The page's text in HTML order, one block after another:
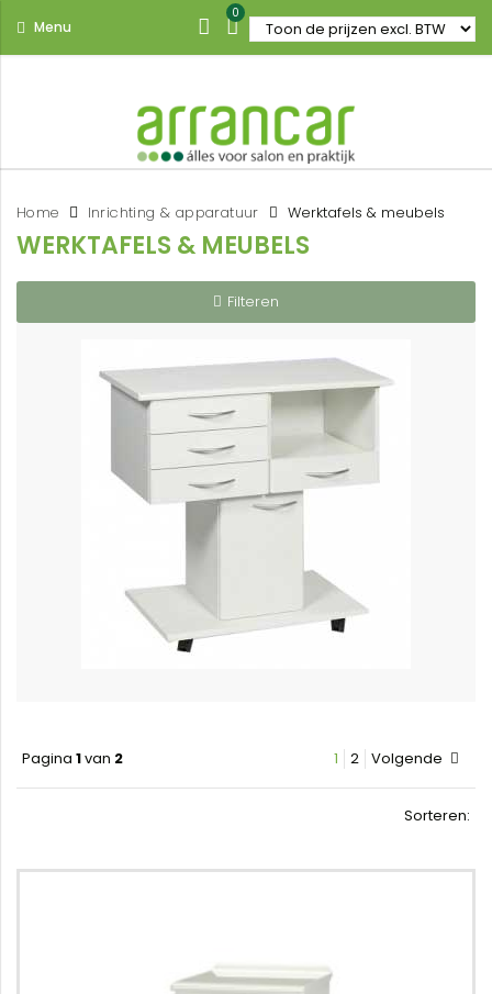
Menu
0
Home Inrichting & apparatuur Werktafels & meubels
WERKTAFELS & MEUBELS
Filteren
Pagina 1van 2 1 2 Volgende
Sorteren: